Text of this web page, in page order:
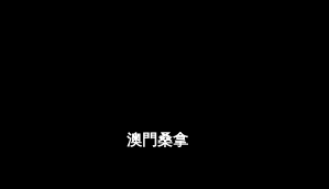
澳門桑拿